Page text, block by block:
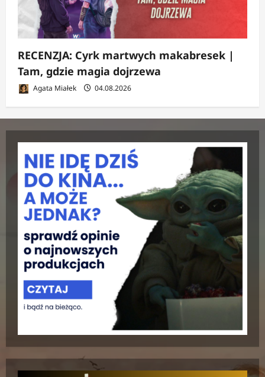
RECENZJA: Cyrk martwych makabresek |
Tam, gdzie magia dojrzewa
Agata Miałek 04.08.2026